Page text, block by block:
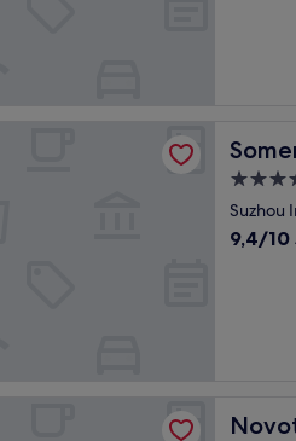
4.0-
Sterne-
Suzhou
9.4
9,4/10